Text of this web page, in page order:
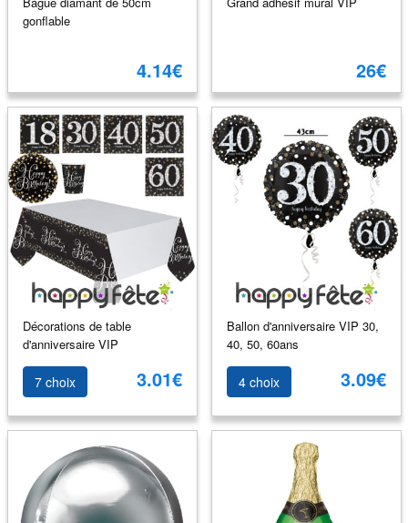
gonflable
4.14€ 26€
Décorations de table
d'anniversaire VIP
7 choix 3.01€
Ballon d'anniversaire VIP 30,
40, 50, 60ans
4 choix 3.09€